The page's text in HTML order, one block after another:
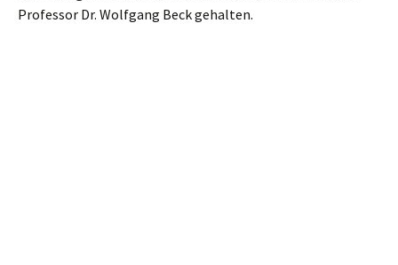
Professor Dr. Wolfgang Beck gehalten.